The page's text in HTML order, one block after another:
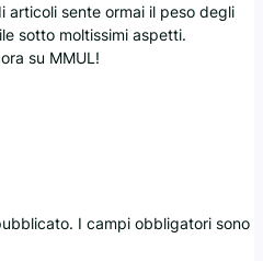
articoli sente ormai il peso degli
sotto moltissimi aspetti.
su MMUL!
I campi obbligatori sono